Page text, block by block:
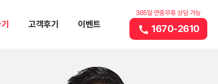
고객후기 이벤트
365일 연중무휴 상담 가능
call 1670-2610